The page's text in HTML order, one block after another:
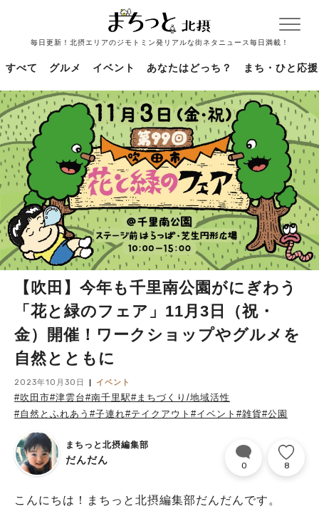
毎日更新！北摂エリアのジモトミン発リアルな街ネタニュース毎日満載！
すべて グルメ イベント あなたはどっち？ まち・ひと応援
【吹田】今年も千里南公園がにぎわう
「花と緑のフェア」11月3日（祝・
金）開催！ワークショップやグルメを
自然とともに
2023年10月30日 イベント
#吹田市#津雲台#南千里駅#まちづくり/地域活性
#自然とふれあう #子連れ#テイクアウト #イベント #雑貨#公園
まちっと北摂編集部
だんだん 0 8
こんにちは！まちっと北摂編集部だんだんです。